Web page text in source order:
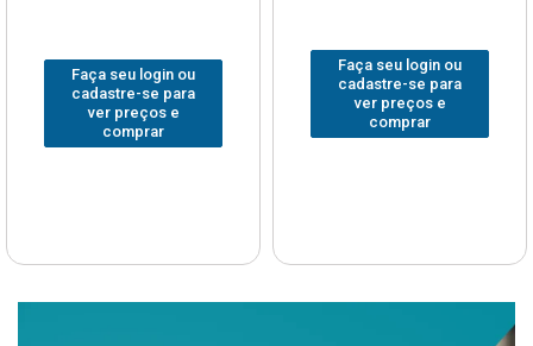
Faça seu login ou
cadastre-se para
ver preços e
comprar
Faça seu login ou
cadastre-se para
ver preços e
comprar